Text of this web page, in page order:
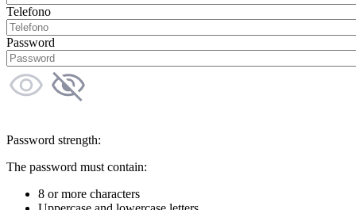
Telefono
Password
Password strength:
The password must contain:
8 or more characters